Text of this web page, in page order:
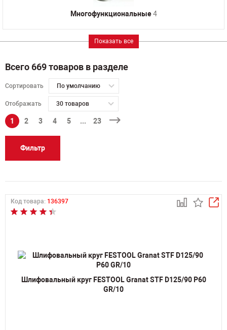
Многофункциональные4
Показать все
Всего 669 товаров в разделе
Сортировать По умолчанию
Отображать 30 товаров
1 2 3 4 5 ... 23
Фильтр
Код товара: 136397
Шлифовальный круг FESTOOL Granat STF D125/90 P60
GR/10